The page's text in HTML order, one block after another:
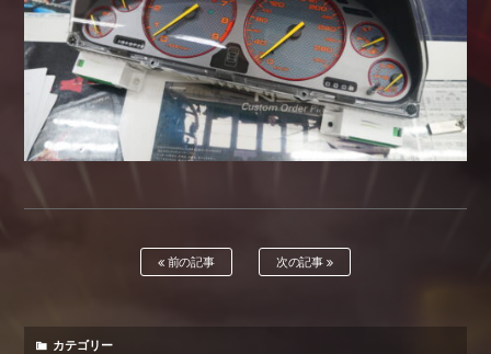
前の記事 次の記事
カテゴリー